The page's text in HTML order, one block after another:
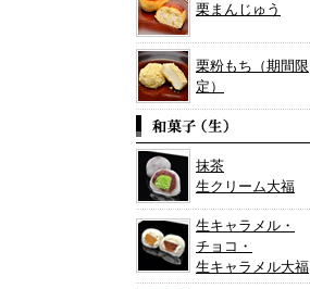
栗まんじゅう
栗粉もち（期間限
定）
抹茶
生クリーム大福
生キャラメル・
チョコ・
生キャラメル大福